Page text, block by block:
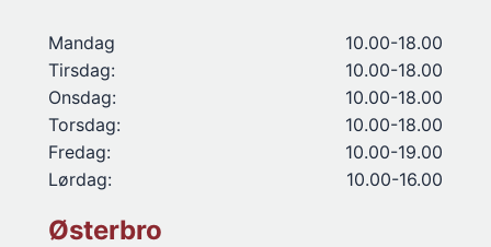
Mandag
10.00-18.00
Tirsdag:
10.00-18.00
Onsdag:
10.00-18.00
Torsdag:
10.00-18.00
Fredag:
10.00-19.00
Lørdag:
10.00-16.00
Østerbro